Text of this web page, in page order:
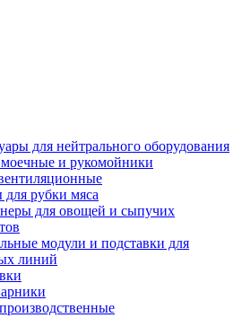
для нейтрального оборудования
и рукомойники
рубки мяса
для овощей и сыпучих
модули и подставки для
линий